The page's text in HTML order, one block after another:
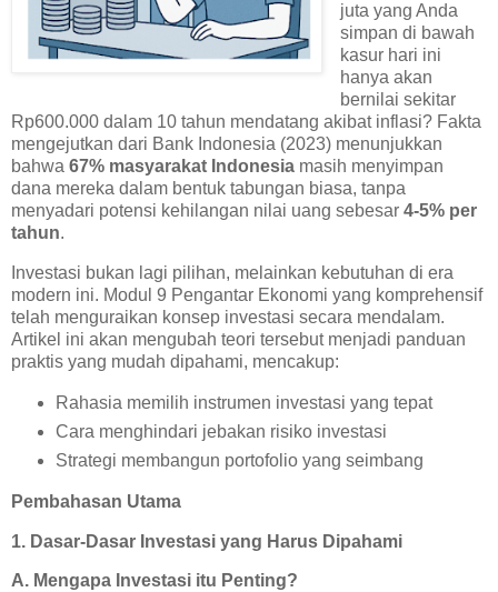
juta yang Anda
simpan di bawah
kasur hari ini
hanya akan
bernilai sekitar
Rp600.000 dalam 10 tahun mendatang akibat inflasi? Fakta
mengejutkan dari Bank Indonesia (2023) menunjukkan
bahwa 67% masyarakat Indonesia masih menyimpan
dana mereka dalam bentuk tabungan biasa, tanpa
menyadari potensi kehilangan nilai uang sebesar 4-5% per
tahun.
Investasi bukan lagi pilihan, melainkan kebutuhan di era
modern ini. Modul 9 Pengantar Ekonomi yang komprehensif
telah menguraikan konsep investasi secara mendalam.
Artikel ini akan mengubah teori tersebut menjadi panduan
praktis yang mudah dipahami, mencakup:
Rahasia memilih instrumen investasi yang tepat
Cara menghindari jebakan risiko investasi
Strategi membangun portofolio yang seimbang
Pembahasan Utama
1. Dasar-Dasar Investasi yang Harus Dipahami
A. Mengapa Investasi itu Penting?